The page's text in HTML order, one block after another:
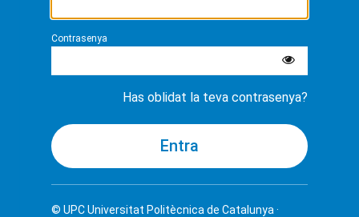
Contrasenya
Has oblidat la teva contrasenya?
© UPCUniversitat Politècnica de Catalunya ·